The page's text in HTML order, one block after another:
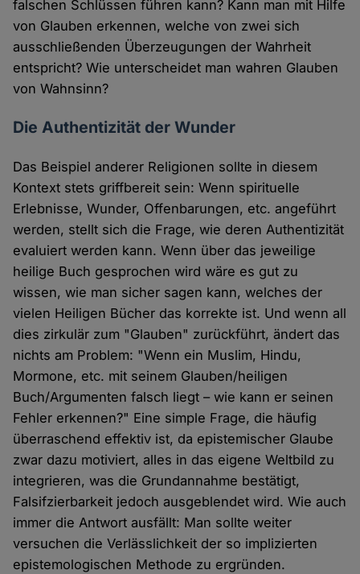
falschen Schlüssen führen kann? Kann man mit Hilfe
von Glauben erkennen, welche von zwei sich
ausschließenden Überzeugungen der Wahrheit
entspricht? Wie unterscheidet man wahren Glauben
von Wahnsinn?
Die Authentizität der Wunder
Das Beispiel anderer Religionen sollte in diesem
Kontext stets griffbereit sein: Wenn spirituelle
Erlebnisse, Wunder, Offenbarungen, etc. angeführt
werden, stellt sich die Frage, wie deren Authentizität
evaluiert werden kann. Wenn über das jeweilige
heilige Buch gesprochen wird wäre es gut zu
wissen, wie man sicher sagen kann, welches der
vielen Heiligen Bücher das korrekte ist. Und wenn all
dies zirkulär zum "Glauben" zurückführt, ändert das
nichts am Problem: "Wenn ein Muslim, Hindu,
Mormone, etc. mit seinem Glauben/heiligen
Buch/Argumenten falsch liegt – wie kann er seinen
Fehler erkennen?" Eine simple Frage, die häufig
überraschend effektiv ist, da epistemischer Glaube
zwar dazu motiviert, alles in das eigene Weltbild zu
integrieren, was die Grundannahme bestätigt,
Falsifzierbarkeit jedoch ausgeblendet wird. Wie auch
immer die Antwort ausfällt: Man sollte weiter
versuchen die Verlässlichkeit der so implizierten
epistemologischen Methode zu ergründen.